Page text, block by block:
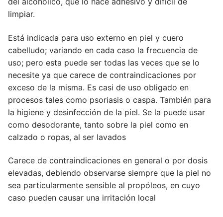
limpiar.
Está indicada para uso externo en piel y cuero
cabelludo; variando en cada caso la frecuencia de
uso; pero esta puede ser todas las veces que se lo
necesite ya que carece de contraindicaciones por
exceso de la misma. Es casi de uso obligado en
procesos tales como psoriasis o caspa. También para
la higiene y desinfección de la piel. Se la puede usar
como desodorante, tanto sobre la piel como en
calzado o ropas, al ser lavados
Carece de contraindicaciones en general o por dosis
elevadas, debiendo observarse siempre que la piel no
sea particularmente sensible al propóleos, en cuyo
caso pueden causar una irritación local